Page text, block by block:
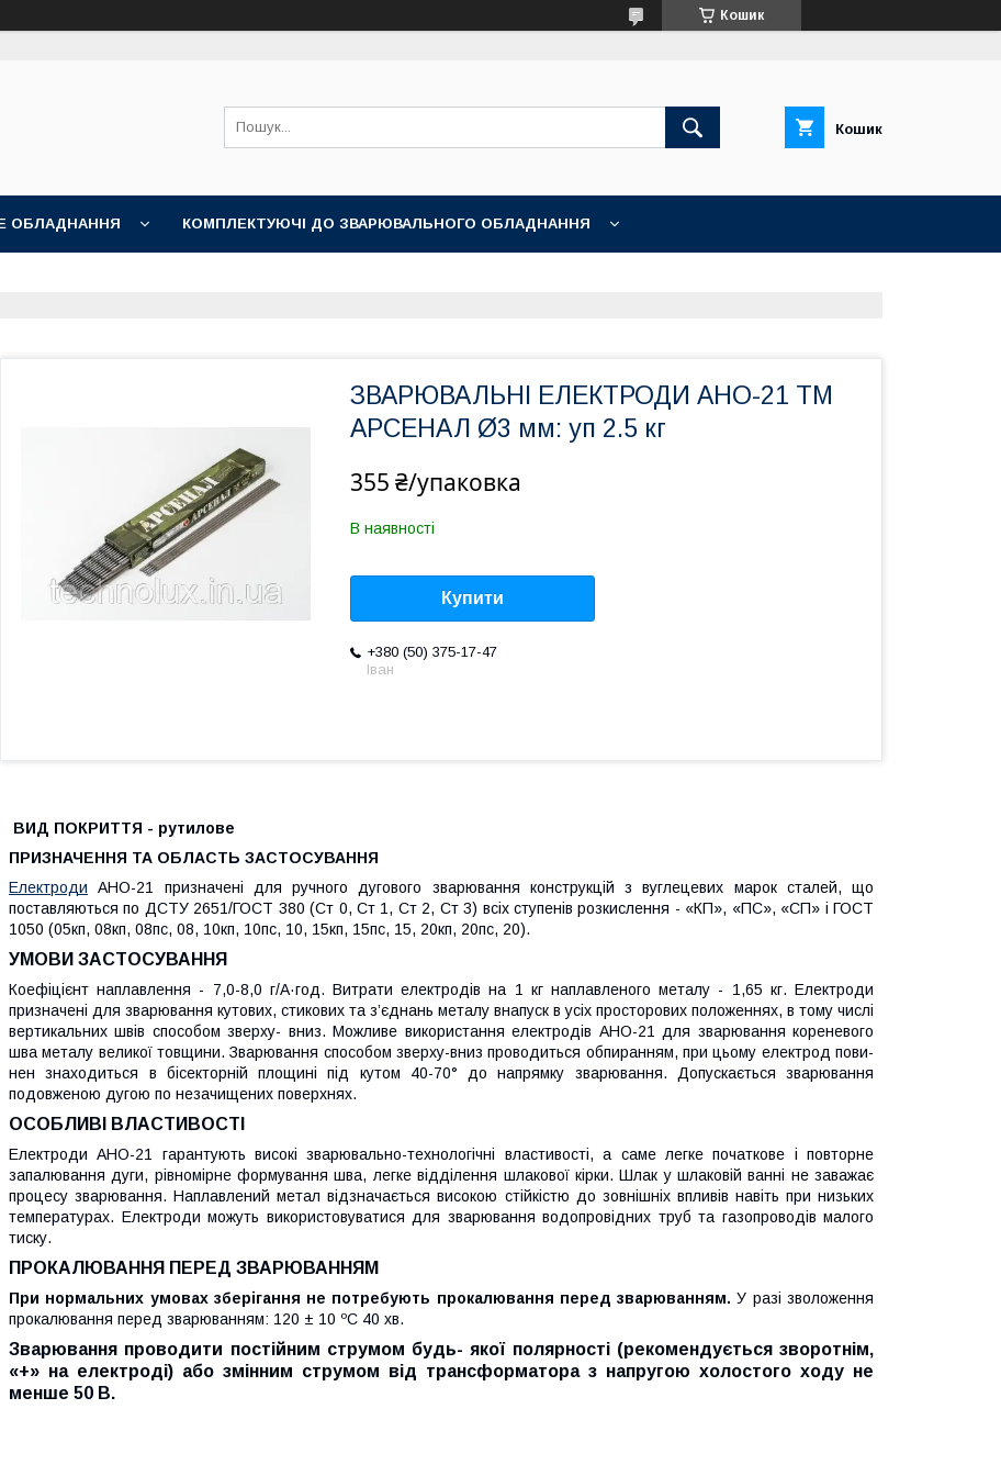
Кошик
Кошик
ОБЛАДНАННЯ КОМПЛЕКТУЮЧІ ДО ЗВАРЮВАЛЬНОГО ОБЛАДНАННЯ
ЗВАРЮВАЛЬНІ ЕЛЕКТРОДИ АНО-21 TM
АРСЕНАЛ Ø3 мм: уп 2.5 кг
355 ₴/упаковка
В наявності
Купити
+380 (50) 375-17-47
Іван
ВИД ПОКРИТТЯ - рутилове
ПРИЗНАЧЕННЯ ТА ОБЛАСТЬ ЗАСТОСУВАННЯ
Електроди АНО-21 призначені для ручного дугового зварювання конструкцій з вуглецевих марок сталей, що
поставляються по ДСТУ 2651/ГОСТ 380 (Ст 0, Ст 1, Ст 2, Ст 3) всіх ступенів розкислення - «КП», «ПС», «СП» і ГОСТ
1050 (05кп, 08кп, 08пс, 08, 10кп, 10пс, 10, 15кп, 15пс, 15, 20кп, 20пс, 20).
УМОВИ ЗАСТОСУВАННЯ
Коефіцієнт наплавлення - 7,0-8,0 г/А·год. Витрати електродів на 1 кг наплавленого металу - 1,65 кг. Електроди
призначені для зварюван­ня кутових, стикових та з’єднань металу внапуск в усіх просторових положеннях, в тому числі
вертикальних швів способом зверху- вниз. Можливе використання електродів АНО-21 для зварювання кореневого
шва металу великої товщини. Зварювання способом зверху-вниз проводиться обпиранням, при цьому електрод пови­
нен знаходиться в бісекторній площині під кутом 40-70° до напрям­ку зварювання. Допускається зварювання
подовженою дугою по незачищених поверхнях.
ОСОБЛИВІ ВЛАСТИВОСТІ
Електроди АНО-21 гарантують високі зварювально-технологіч­ні властивості, а саме легке початкове і повторне
запалювання дуги, рівномірне формування шва, легке відділення шлакової кір­ки. Шлак у шлаковій ванні не заважає
процесу зварювання. Наплав­лений метал відзначається високою стійкістю до зовнішніх впливів навіть при низьких
температурах. Електроди можуть використову­ватися для зварювання водопровідних труб та газопроводів малого
тиску.
ПРОКАЛЮВАННЯ ПЕРЕД ЗВАРЮВАННЯМ
При нормальних умовах зберігання не потребують прокалю­вання перед зварюванням.У разі зволоження
прокалювання пе­ред зварюванням: 120 ± 10 ºС 40 хв.
Зварювання проводити постійним струмом будь- якої полярності (рекомендується зворотнім,
«+» на електроді) або змінним струмом від трансфор­матора з напругою холостого ходу не
менше 50 В.